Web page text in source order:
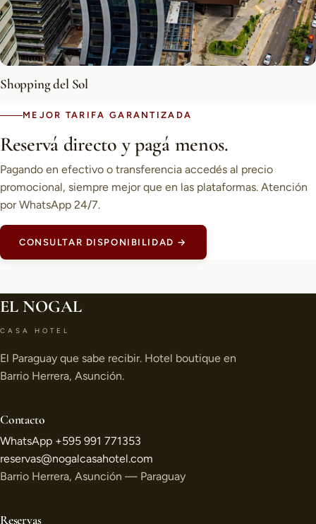
Shopping del Sol
MEJOR TARIFA GARANTIZADA
Reservá directo y pagá menos.
Pagando en efectivo o transferencia accedés al precio
promocional, siempre mejor que en las plataformas. Atención
por WhatsApp 24/7.
CONSULTAR DISPONIBILIDAD →
EL NOGAL
CASA HOTEL
El Paraguay que sabe recibir. Hotel boutique en
Barrio Herrera, Asunción.
Contacto
WhatsApp +595 991 771353
reservas@nogalcasahotel.com
Barrio Herrera, Asunción — Paraguay
Reservas